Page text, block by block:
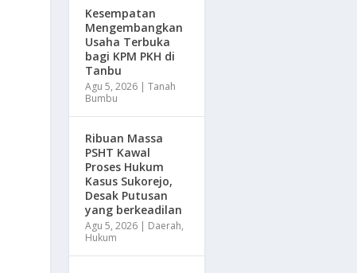
Kesempatan
Mengembangkan
Usaha Terbuka
bagi KPM PKH di
Tanbu
Agu 5, 2026| Tanah
Bumbu
Ribuan Massa
PSHT Kawal
Proses Hukum
Kasus Sukorejo,
Desak Putusan
yang berkeadilan
Agu 5, 2026| Daerah,
Hukum